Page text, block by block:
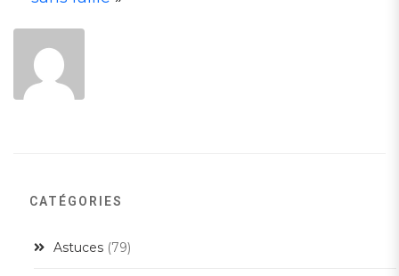
CATÉGORIES
Astuces (79)